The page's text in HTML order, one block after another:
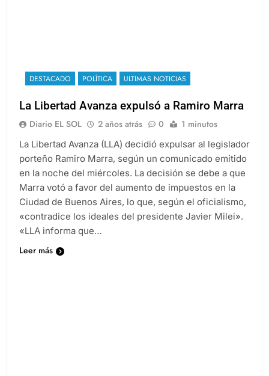
DESTACADO POLÍTICA ULTIMAS NOTICIAS
La Libertad Avanza expulsó a Ramiro Marra
Diario EL SOL 2 años atrás 0 1 minutos
La Libertad Avanza (LLA) decidió expulsar al legislador
porteño Ramiro Marra, según un comunicado emitido
en la noche del miércoles. La decisión se debe a que
Marra votó a favor del aumento de impuestos en la
Ciudad de Buenos Aires, lo que, según el oficialismo,
«contradice los ideales del presidente Javier Milei».
«LLA informa que…
Leer más